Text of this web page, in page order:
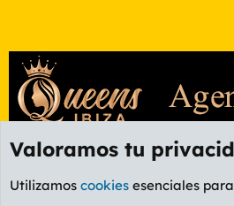
Valoramos tu
Utilizamos cookies esenciales